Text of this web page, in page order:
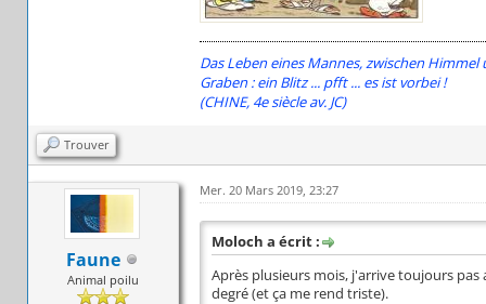
Das Leben eines Mannes, zwischen
Graben : ein Blitz ... pfft ... es ist vorbei !
(CHINE, 4e siècle av. JC)
Trouver
Faune
Animal poilu
Mer. 20 Mars 2019, 23:27
Moloch a écrit :
Après plusieurs mois, j'arrive toujours
degré (et ça me rend triste).